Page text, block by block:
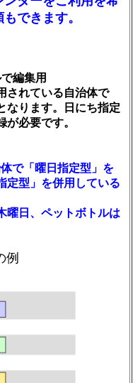
できます。
編集用
されている自治体で
なります。日にち指定
必要です。
で「曜日指定型」を
定型」を併用している
日、ペットボトルは
例